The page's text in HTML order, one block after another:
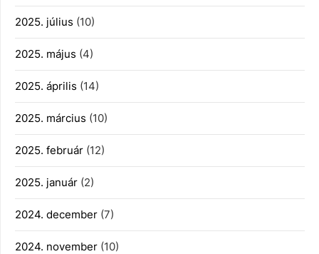
2025. július (10)
2025. május (4)
2025. április (14)
2025. március (10)
2025. február (12)
2025. január (2)
2024. december (7)
2024. november (10)